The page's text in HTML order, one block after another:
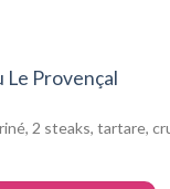
Le Provençal
2 steaks, tartare,